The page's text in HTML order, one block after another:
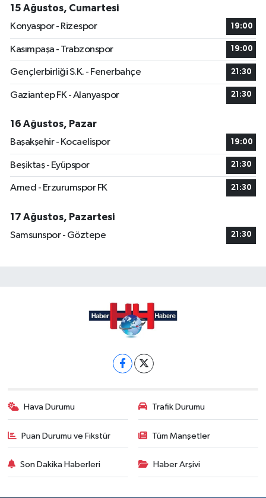
15 Ağustos, Cumartesi
Konyaspor - Rizespor
19:00
Kasımpaşa - Trabzonspor 19:00
Gençlerbirliği S.K. - Fenerbahçe 21:30
Gaziantep FK - Alanyaspor 21:30
16 Ağustos, Pazar
Başakşehir - Kocaelispor
19:00
Beşiktaş - Eyüpspor 21:30
Amed - Erzurumspor FK 21:30
17 Ağustos, Pazartesi
Samsunspor - Göztepe
21:30
Hava Durumu Trafik Durumu
Puan Durumu ve Fikstür Tüm Manşetler
Son Dakika Haberleri Haber Arşivi